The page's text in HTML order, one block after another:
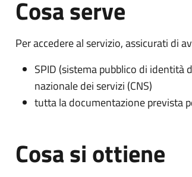
Cosa serve
Per accedere al servizio, assicurati di
SPID (sistema pubblico di identità
nazionale dei servizi (CNS)
tutta la documentazione prevista
Cosa si ottiene